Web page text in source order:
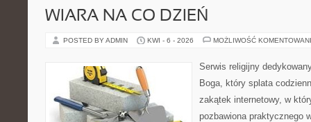
WIARA NA CO DZIEŃ
POSTED BY ADMIN KWI - 6 - 2026 MOŻLIWOŚĆ
Serwis religijny
Boga, który splata
zakątek internetowy, w
pozbawiona praktycznego